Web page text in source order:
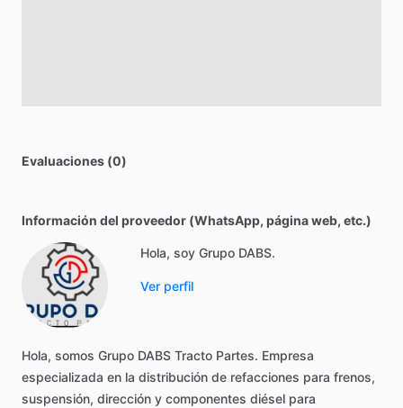
Evaluaciones (0)
Información del proveedor (WhatsApp, página web, etc.)
Hola, soy Grupo DABS.
Ver perfil
Hola, somos Grupo DABS Tracto Partes. Empresa
especializada en la distribución de refacciones para frenos,
suspensión, dirección y componentes diésel para